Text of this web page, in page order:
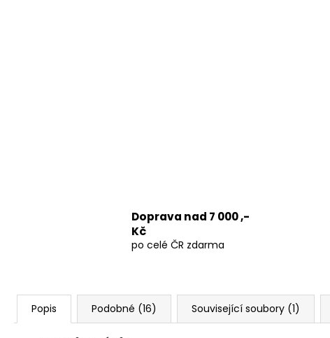
Doprava nad 7 000 ,-
Kč
po celé ČR zdarma
Popis Podobné (16) Související soubory (1)